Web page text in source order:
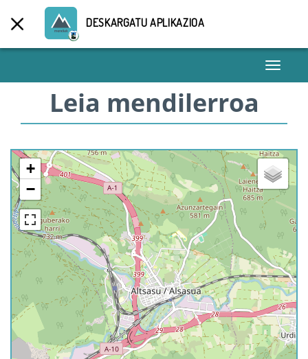
DESKARGATU APLIKAZIOA
Toggle
Leia mendilerroa
+
−